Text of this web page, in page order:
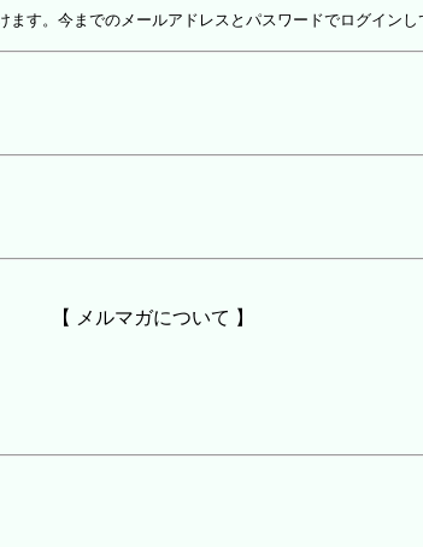
す。今までのメールアドレスとパスワードでログインし
【 メルマガについて 】